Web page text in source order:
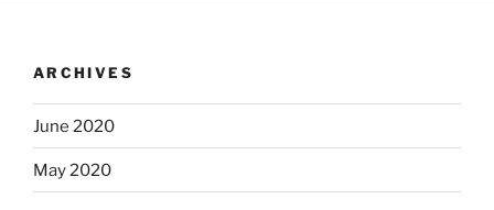
ARCHIVES
June 2020
May 2020